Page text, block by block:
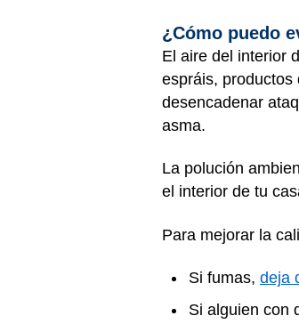
¿Cómo puedo
El aire del interior
espráis, productos
desencadenar
asma.
La polución
el interior de tu
Para mejorar la
Si fumas, deja
Si alguien con